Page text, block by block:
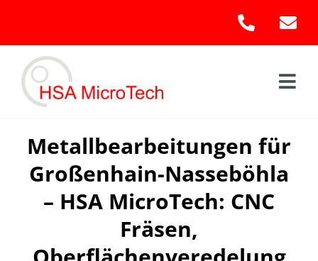
content
Metallbearbeitungen für
Großenhain-Nasseböhla
– HSA MicroTech: CNC
Fräsen,